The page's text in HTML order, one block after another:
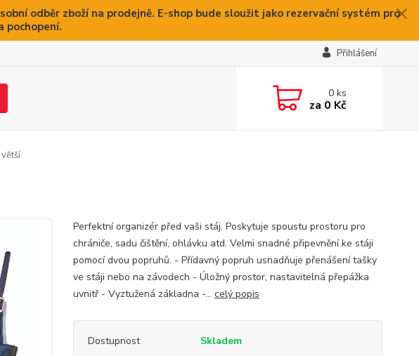
odběr zboží na prodejně. E-shop bude sloužit jako rezervační systém pro
pochopení.
Přihlášení
0ks
za 0 Kč
Perfektní organizér před vaši stáj. Poskytuje spoustu prostoru pro
chrániče, sadu čištění, ohlávku atd. Velmi snadné připevnění ke stáji
pomocí dvou popruhů. - Přídavný popruh usnadňuje přenášení tašky
ve stáji nebo na závodech - Úložný prostor, nastavitelná přepážka
uvnitř - Vyztužená základna -... celý popis
Dostupnost Skladem